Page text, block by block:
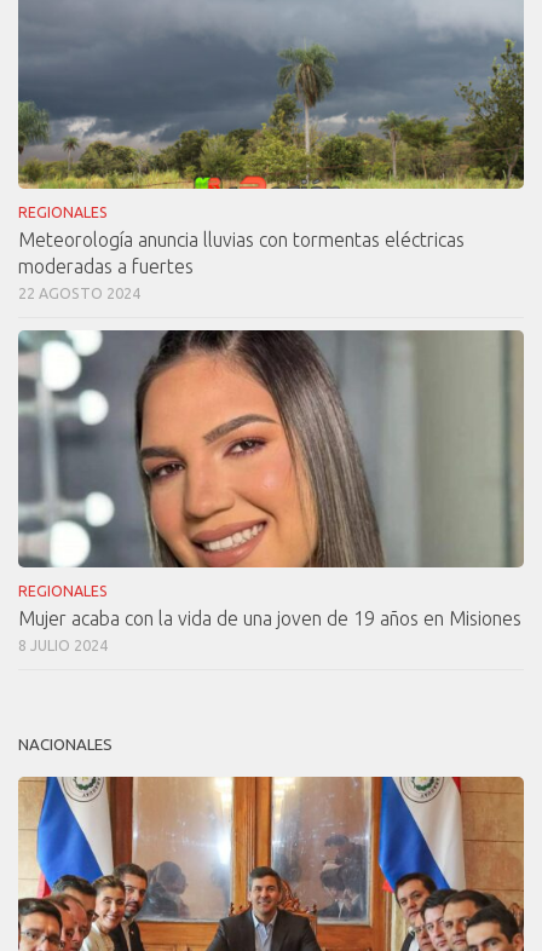
REGIONALES
Meteorología anuncia lluvias con tormentas eléctricas
moderadas a fuertes
22 AGOSTO 2024
REGIONALES
Mujer acaba con la vida de una joven de 19 años en Misiones
8 JULIO 2024
NACIONALES